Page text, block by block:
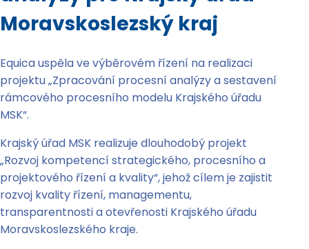
Moravskoslezský kraj
Equica uspěla ve výběrovém řízení na realizaci
projektu „Zpracování procesní analýzy a sestavení
rámcového procesního modelu Krajského úřadu
MSK“.
Krajský úřad MSK realizuje dlouhodobý projekt
„Rozvoj kompetencí strategického, procesního a
projektového řízení a kvality“, jehož cílem je zajistit
rozvoj kvality řízení, managementu,
transparentnosti a otevřenosti Krajského úřadu
Moravskoslezského kraje.